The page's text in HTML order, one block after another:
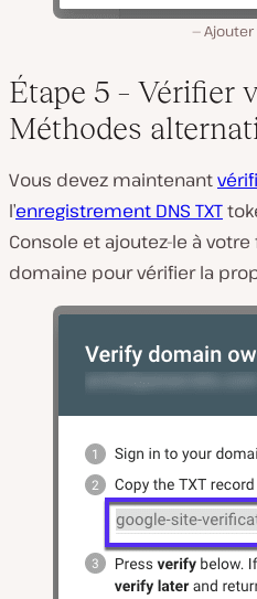
Ajouter
Étape 5 – Vérifier
Méthodes
Vous devez maintenant
l’enregistrement DNS TXT
Console et ajoutez-le à
domaine pour vérifier la